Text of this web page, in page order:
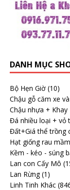
DANH MỤC
Bộ Hẹn Giờ (10)
Chậu gỗ căm xe
Chậu nhựa +
Đá nhiều loại + vỏ
Đất+Giá thể trồng
Hạt giống rau
Kềm - kéo - súng
Lan con Cấy Mô
Lan Rừng (1)
Linh Tinh Khác